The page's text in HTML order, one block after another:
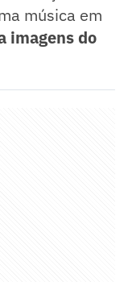
música em
imagens do